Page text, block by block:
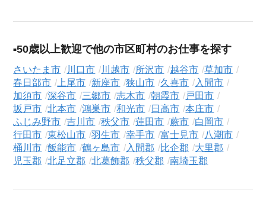
50歳以上歓迎で他の市区町村のお仕事を探す
さいたま市 川口市 川越市 所沢市 越谷市
草加市
春日部市
上尾市 新座市 狭山市 久喜市
入間市
加須市
深谷市 三郷市 志木市 朝霞市
戸田市
坂戸市
北本市 鴻巣市 和光市 日高市
本庄市
ふじみ野市
吉川市 秩父市 蓮田市 蕨市
白岡市
行田市
東松山市 羽生市 幸手市 富士見市
八潮市
桶川市
飯能市 鶴ヶ島市 入間郡 比企郡
大里郡
児玉郡
北足立郡 北葛飾郡 秩父郡 南埼玉郡